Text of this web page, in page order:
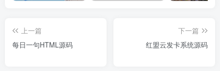
上一篇
每日一句HTML源码
下一篇
红盟云发卡系统源码